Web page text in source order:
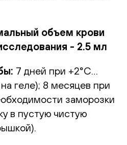
объем крови
- 2.5 мл
7 дней при +2°С…
геле); 8 месяцев при
заморозки
в пустую чистую